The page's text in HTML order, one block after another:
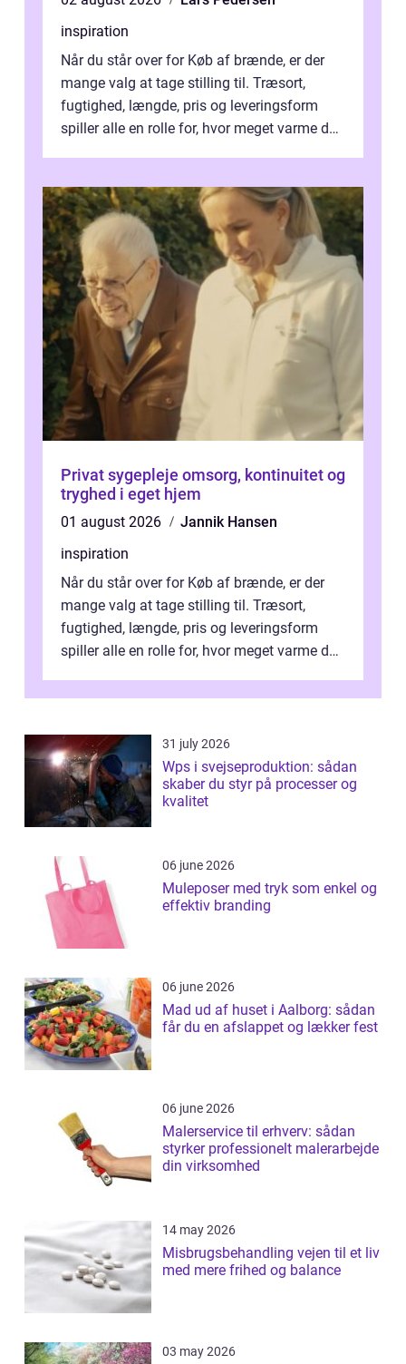
inspiration
Når du står over for Køb af brænde, er der
mange valg at tage stilling til. Træsort,
fugtighed, længde, pris og leveringsform
spiller alle en rolle for, hvor meget varme du
Privat sygepleje omsorg, kontinuitet og
tryghed i eget hjem
01 august 2026
Jannik Hansen
inspiration
Når du står over for Køb af brænde, er der
mange valg at tage stilling til. Træsort,
fugtighed, længde, pris og leveringsform
spiller alle en rolle for, hvor meget varme du
31 july 2026
Wps i svejseproduktion: sådan
skaber du styr på processer og
kvalitet
06 june 2026
Muleposer med tryk som enkel og
effektiv branding
06 june 2026
Mad ud af huset i Aalborg: sådan
får du en afslappet og lækker fest
06 june 2026
Malerservice til erhverv: sådan
styrker professionelt malerarbejde
din virksomhed
14 may 2026
Misbrugsbehandling vejen til et liv
med mere frihed og balance
03 may 2026